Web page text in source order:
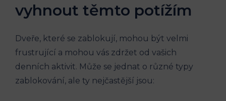
vyhnout těmto‌ potížím
Dveře,‍ které se zablokují, mohou být velmi
frustrující a mohou vás zdržet‌ od vašich
denních aktivit. Může‌ se jednat​ o různé typy
zablokování,⁢ ale ty nejčastější jsou: